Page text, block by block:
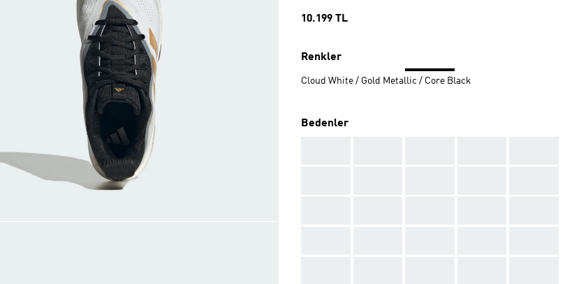
Fiyat
10.199 TL
Renkler
Cloud White / Gold Metallic / Core Black
Bedenler